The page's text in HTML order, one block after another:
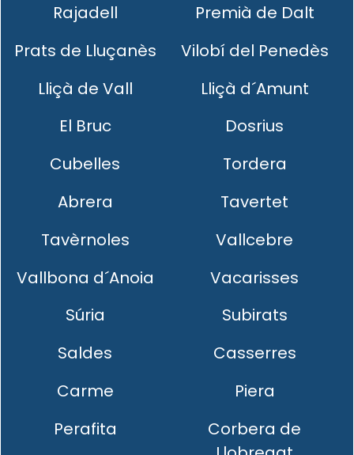
Rajadell
Premià de Dalt
Prats de Lluçanès
Vilobí del Penedès
Lliçà de Vall
Lliçà d´Amunt
El Bruc
Dosrius
Cubelles
Tordera
Abrera
Tavertet
Tavèrnoles
Vallcebre
Vallbona d´Anoia
Vacarisses
Súria
Subirats
Saldes
Casserres
Carme
Piera
Perafita
Corbera de